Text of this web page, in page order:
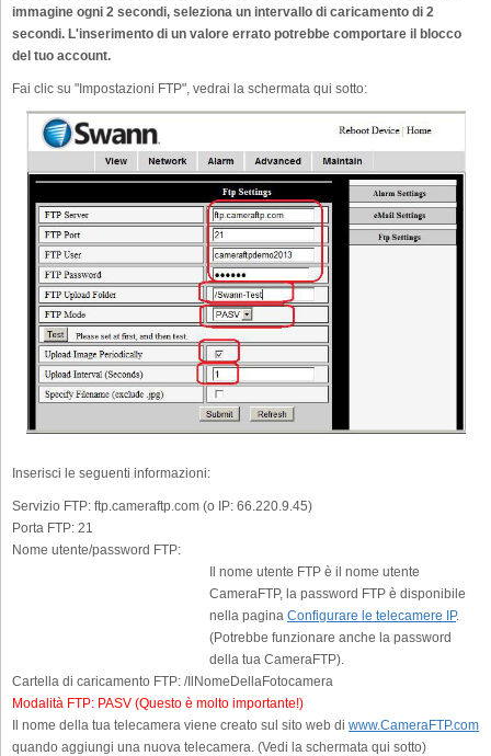
immagine ogni 2 secondi, seleziona un intervallo di caricamento di 2
secondi. L'inserimento di un valore errato potrebbe comportare il blocco
del tuo account.
Fai clic su "Impostazioni FTP", vedrai la schermata qui sotto:
Inserisci le seguenti informazioni:
Servizio FTP: ftp.cameraftp.com (o IP: 66.220.9.45)
Porta FTP: 21
Nome utente/password FTP:
Il nome utente FTP è il nome utente
CameraFTP, la password FTP è disponibile
nella pagina Configurare le telecamere IP.
(Potrebbe funzionare anche la password
della tua CameraFTP).
Cartella di caricamento FTP: /IlNomeDellaFotocamera
Modalità FTP: PASV (Questo è molto importante!)
Il nome della tua telecamera viene creato sul sito web di www.CameraFTP.com
quando aggiungi una nuova telecamera. (Vedi la schermata qui sotto)